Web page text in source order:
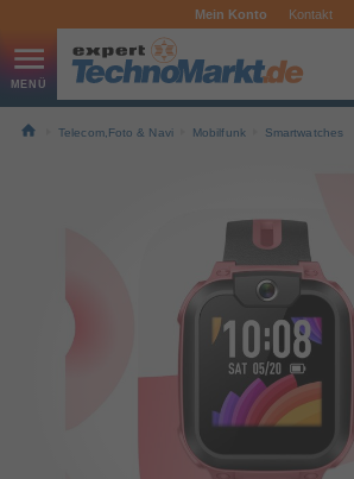
Mein Konto Kontakt
Telecom,Foto & Navi Mobilfunk Smartwatches